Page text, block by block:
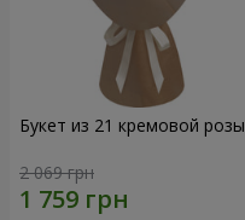
Букет из 21 кремовой розы
2 069 грн